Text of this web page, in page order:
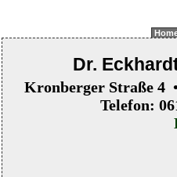
Dr.
Kronberger Straße 4
Telefon: